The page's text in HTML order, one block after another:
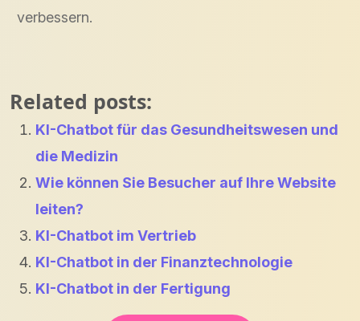
verbessern.
Related posts:
KI-Chatbot für das Gesundheitswesen und
die Medizin
Wie können Sie Besucher auf Ihre Website
leiten?
KI-Chatbot im Vertrieb
KI-Chatbot in der Finanztechnologie
KI-Chatbot in der Fertigung